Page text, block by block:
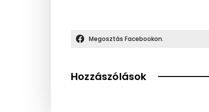
Megosztás Facebookon.
Hozzászólások